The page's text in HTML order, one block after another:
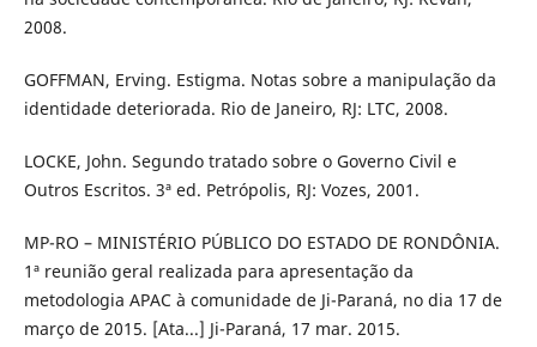
2008.
GOFFMAN, Erving. Estigma. Notas sobre a manipulação da
identidade deteriorada. Rio de Janeiro, RJ: LTC, 2008.
LOCKE, John. Segundo tratado sobre o Governo Civil e
Outros Escritos. 3ª ed. Petrópolis, RJ: Vozes, 2001.
MP-RO – MINISTÉRIO PÚBLICO DO ESTADO DE RONDÔNIA.
1ª reunião geral realizada para apresentação da
metodologia APAC à comunidade de Ji-Paraná, no dia 17 de
março de 2015. [Ata...] Ji-Paraná, 17 mar. 2015.